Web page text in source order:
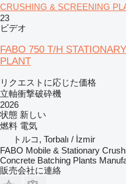
CRUSHING & SCREENING
23
ビデオ
FABO 750 T/H
PLANT
リクエストに応じた価格
立軸衝撃破砕機
2026
状態 新しい
燃料 電気
トルコ, Torbalı / İzmir
FABO Mobile & Stationary
Concrete Batching Plants
販売会社に連絡